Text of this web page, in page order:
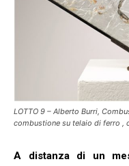
LOTTO 9 – Alberto Burri,
combustione su telaio di ferro ,
A distanza di un